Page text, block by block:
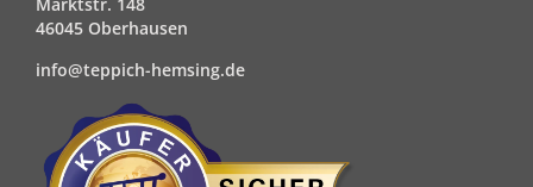
46045 Oberhausen
info@teppich-hemsing.de